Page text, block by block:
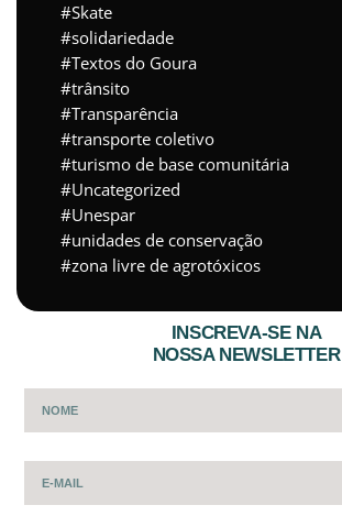
Skate
solidariedade
Textos do Goura
trânsito
Transparência
transporte coletivo
turismo de base comunitária
Uncategorized
Unespar
unidades de conservação
zona livre de agrotóxicos
INSCREVA-SE NA
NOSSA NEWSLETTER